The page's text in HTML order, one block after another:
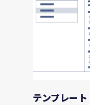
テンプレート